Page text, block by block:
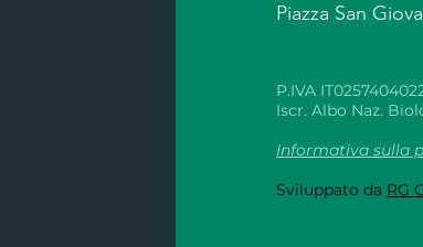
Piazza San
P.IVA
Iscr. Albo Naz.
Informativa sulla
Sviluppato da RG